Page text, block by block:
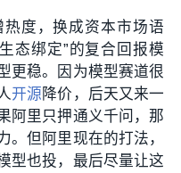
度，换成资本市场语
态绑定”的复合回报模
更稳。因为模型赛道很
开源 降价，后天又来一
阿里只押通义千问，那
。但阿里现在的打法，
型也投，最后尽量让这